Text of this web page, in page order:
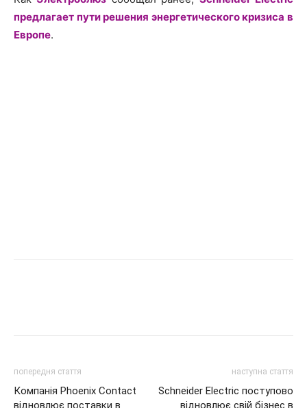
предлагает пути решения энергетического кризиса в
Европе.
попередня стаття
Компанія Phoenix Contact
відновлює поставки в
наступна стаття
Schneider Electric поступово
відновлює свій бізнес в